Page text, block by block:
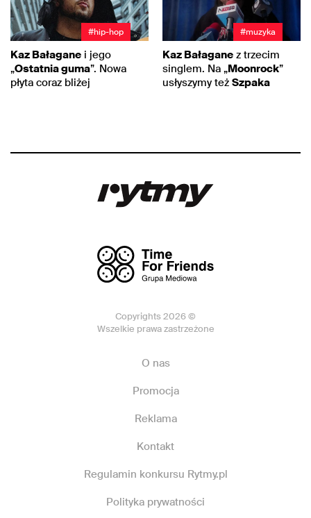
#hip-hop
Kaz Bałagane i jego
„Ostatnia guma”. Nowa
płyta coraz bliżej
#muzyka
Kaz Bałagane z trzecim
singlem. Na „Moonrock”
usłyszymy też Szpaka
Copyrights 2026 ©
Wszelkie prawa zastrzeżone
O nas
Promocja
Reklama
Kontakt
Regulamin konkursu Rytmy.pl
Polityka prywatności